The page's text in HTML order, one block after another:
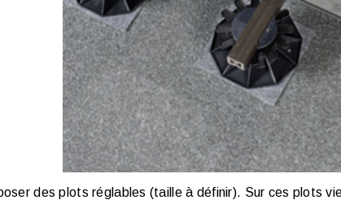
des plots réglables (taille à définir). Sur ces plots